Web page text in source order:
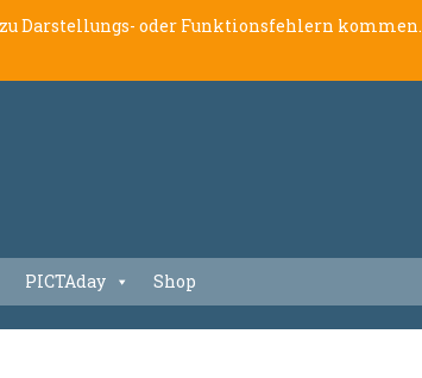
Darstellungs- oder Funktionsfehlern kommen.
PICTAday Shop